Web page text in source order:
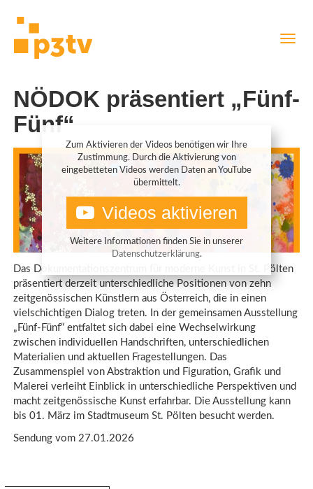
NÖDOK präsentiert „Fünf-
Fünf“
Zum Aktivieren der Videos benötigen wir Ihre
Zustimmung. Durch die Aktivierung von
eingebetteten Videos werden Daten an YouTube
übermittelt.
Videos aktivieren
Weitere Informationen finden Sie in unserer
Datenschutzerklärung.
Das Dokumentationszentrum für moderne Kunst in St. Pölten
präsentiert derzeit unterschiedliche Positionen von zehn
zeitgenössischen Künstlern aus Österreich, die in einen
vielschichtigen Dialog treten. In der gemeinsamen Ausstellung
„Fünf-Fünf“ entfaltet sich dabei eine Wechselwirkung
zwischen individuellen Handschriften, unterschiedlichen
Materialien und aktuellen Fragestellungen. Das
Zusammenspiel von Abstraktion und Figuration, Grafik und
Malerei verleiht Einblick in unterschiedliche Perspektiven und
macht zeitgenössische Kunst erfahrbar. Die Ausstellung kann
bis 01. März im Stadtmuseum St. Pölten besucht werden.
Sendung vom 27.01.2026